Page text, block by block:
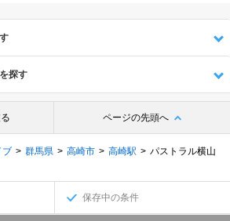
探す
ページの先頭へ
ブ 群馬県 高崎市 高崎駅
パストラル横山
保存中の条件